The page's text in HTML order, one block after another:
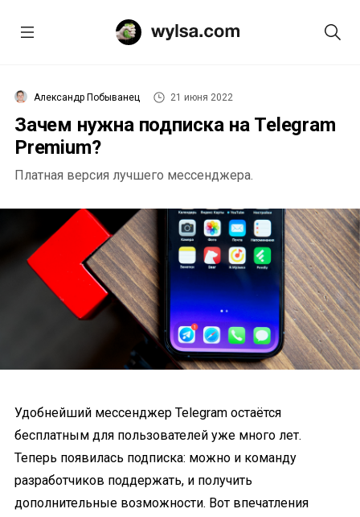
Александр Побыванец 21 июня 2022
Зачем нужна подписка на Telegram
Premium?
Платная версия лучшего мессенджера.
Удобнейший мессенджер Telegram остаётся
бесплатным для пользователей уже много лет.
Теперь появилась подписка: можно и команду
разработчиков поддержать, и получить
дополнительные возможности. Вот впечатления